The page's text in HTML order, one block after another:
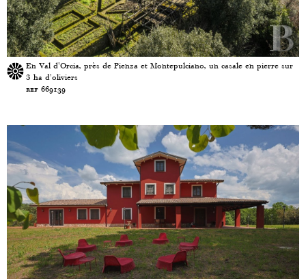
En Val d'Orcia, près de Pienza et Montepulciano, un casale en pierre sur
3 ha d'oliviers
ref 669139